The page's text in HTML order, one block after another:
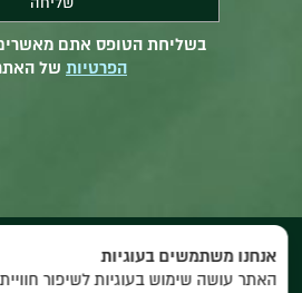
בשליחת הטופס אתם
הפרטיות של
אנחנו משתמשים בעוגיות
האתר עושה שימוש בעוגיות לשיפור